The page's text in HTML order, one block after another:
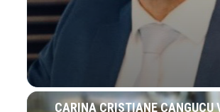
CARINA CRISTIANE CANGUÇU